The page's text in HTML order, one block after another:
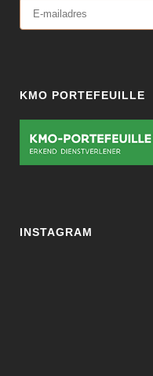
KMO PORTEFEUILLE
INSTAGRAM